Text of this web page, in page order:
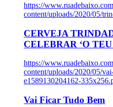
https://
content/uploads/2020/05/
CERVEJA
CELEBRAR ‘O
https://
content/uploads/2020/05/
e1589130204162-
Vai Ficar Tudo Bem